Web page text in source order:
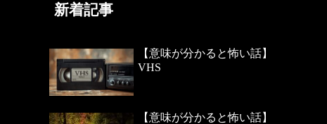
新着記事
【意味が分かると怖い話】
VHS
【意味が分かると怖い話】